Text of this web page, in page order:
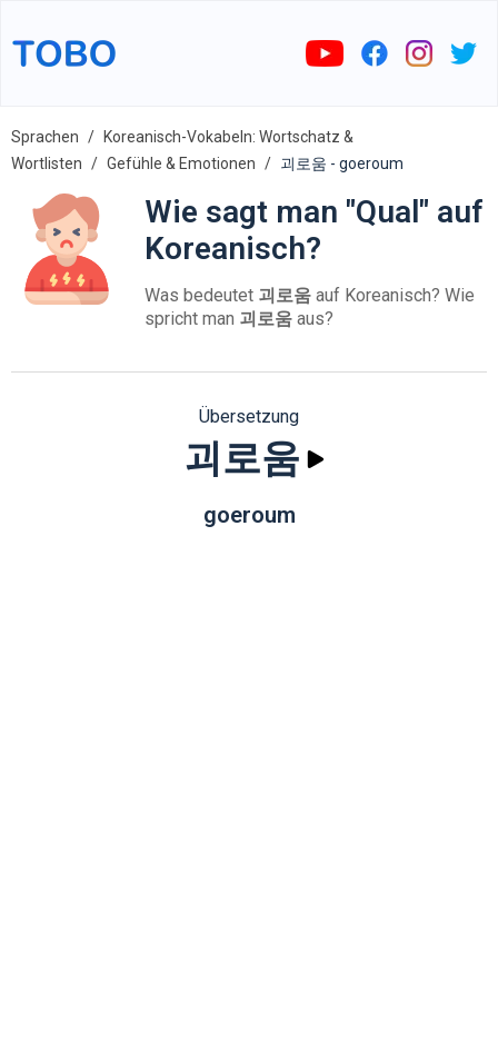
Sprachen
Koreanisch-Vokabeln: Wortschatz &
Wortlisten
Gefühle & Emotionen 괴로움 - goeroum
Wie sagt man "Qual" auf
Koreanisch?
Was bedeutet 괴로움 auf Koreanisch? Wie
spricht man 괴로움 aus?
Übersetzung
괴로움
goeroum